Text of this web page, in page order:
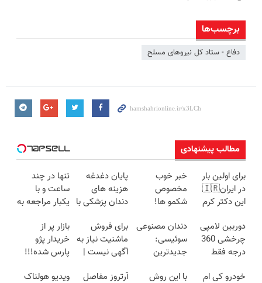
برچسب‌ها
دفاع - ستاد کل نیروهای مسلح
مطالب پیشنهادی
برای اولین بار
در ایران🇮🇷
این دکتر کرم
روزه ساخت!
خبر خوب
مخصوص
شکمو ها!
روش لاغری
معرفی شد
پایان دغدغه
هزینه های
دندان پزشکی با
کننده خانگی
تنها در چند
ساعت و با
یکبار مراجعه به
دوربین لامپی
چرخشی 360
درجه فقط
🔥 پرداخت
دندان مصنوعی
سوئیسی:
جدیدترین
سبک و مقاوم |
برای فروش
ماشنیت نیاز به
آگهی نیست |
بفروشش
بازار پر از
خریدار پژو
پارس شده!!!
به راحتی
خودرو کی ام
با این روش
آرتروز مفاصل
ویدیو هولناک